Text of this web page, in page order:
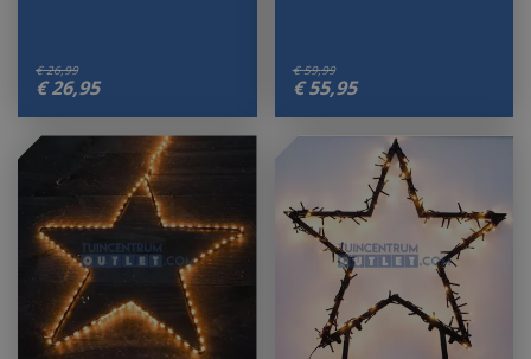
€ 26,99
€26,95
€ 59,99
€ 55,95